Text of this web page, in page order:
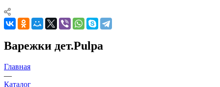
Варежки дет.Pulpa
Главная
—
Каталог